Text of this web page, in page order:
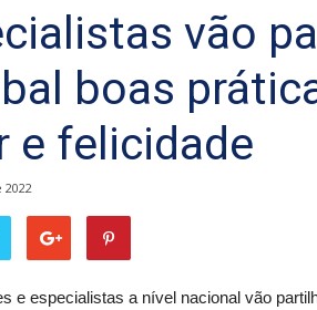
vão
boas
e felicidade
2022
e especialistas a nível nacional vão